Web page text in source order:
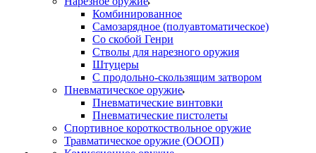
Комбинированное
Самозарядное (полуавтоматическое)
Со скобой Генри
Стволы для нарезного оружия
Штуцеры
С продольно-скользящим затвором
Пневматическое оружие
Пневматические винтовки
Пневматические пистолеты
Спортивное короткоствольное оружие
Травматическое оружие (ОООП)